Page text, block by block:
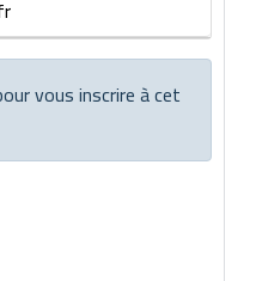
vous inscrire à cet